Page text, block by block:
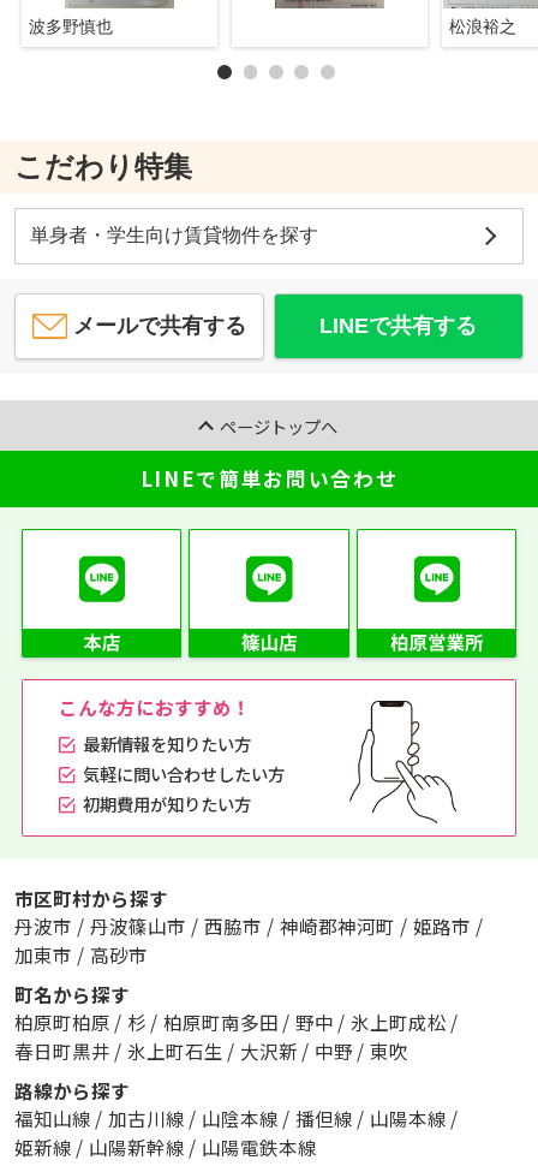
波多野慎也 松浪裕之
こだわり特集
単身者・学生向け賃貸物件を探す
メールで共有する LINEで共有する
ページトップへ
LINEで簡単お問い合わせ
こんな方におすすめ！
最新情報を知りたい方
気軽に問い合わせしたい方
初期費用が知りたい方
市区町村から探す
丹波市 / 丹波篠山市 / 西脇市 / 神崎郡神河町 / 姫路市 /
加東市 / 高砂市
町名から探す
柏原町柏原 / 杉 / 柏原町南多田 / 野中 / 氷上町成松 /
春日町黒井 / 氷上町石生 / 大沢新 / 中野 / 東吹
路線から探す
福知山線 / 加古川線 / 山陰本線 / 播但線 / 山陽本線 /
姫新線 / 山陽新幹線 / 山陽電鉄本線